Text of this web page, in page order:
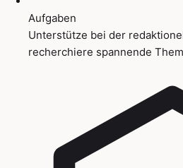
Aufgaben
Unterstütze bei der
recherchiere spannende